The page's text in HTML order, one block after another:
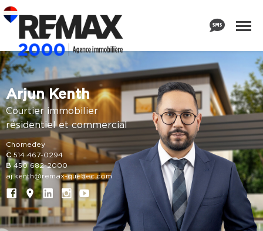
Arjun Kenth
Courtier immobilier
résidentiel et commercial
Chomedey
C 514 467-0294
B 450 682-2000
aj.kenth@remax-quebec.com